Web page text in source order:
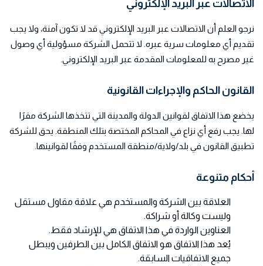
الاتصالات عبر البريد الإلكتروني
نرجو العلم أن الاتصالات عبر البريد الإلكتروني قد لا تكون آمنة، ولا يجب
تقديم أي معلومات سرية عبره. لا تتحمل الشركة مسؤولية أي وصول
غير مصرح به للمعلومات المقدمة عبر البريد الإلكتروني.
القانون الحاكم والإجراءات القانونية
يخضع هذا الاتفاق لقوانين الدولة والمدينة التي تتخذها الشركة مقرًا
لها. يجب رفع أي نزاع في المحاكم المختصة بتلك المنطقة. يحق للشركة
تطبيق القانون في بلد/ولاية/منطقة المستخدم وفقًا لقوانينها.
أحكام متنوعة
العلاقة بين الشركة والمستخدم هي علاقة مقاول مستقل
وليست وكالة أو شراكة.
العناوين الواردة في هذا الاتفاق هي للإرشاد فقط.
يُعد هذا الاتفاق هو الاتفاق الكامل بين الطرفين ويبطل
جميع الاتفاقيات السابقة.